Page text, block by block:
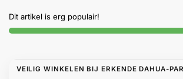
Dit artikel is erg populair!
VEILIG WINKELEN BIJ ERKENDE DAHUA-